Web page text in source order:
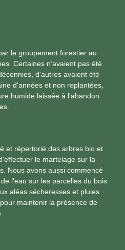
le groupement forestier au
Certaines n'avaient pas été
d'autres avaient été
d'années et non replantées,
humide laissée à l'abandon
et répertorié des arbres bio et
le martelage sur la
Nous avons aussi commencé
l'eau sur les parcelles du bois
aléas sécheresses et pluies
maintenir la présence de